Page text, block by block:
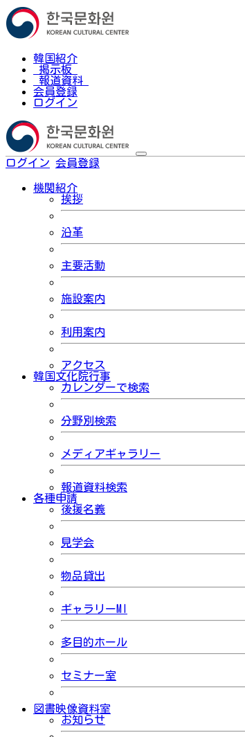
韓国紹介
掲示板
報道資料
会員登録
ログイン
ログイン 会員登録
機関紹介
挨拶
沿革
主要活動
施設案内
利用案内
アクセス
韓国文化院行事
カレンダーで検索
分野別検索
メディアギャラリー
報道資料検索
各種申請
後援名義
見学会
物品貸出
ギャラリーMI
多目的ホール
セミナー室
図書映像資料室
お知らせ